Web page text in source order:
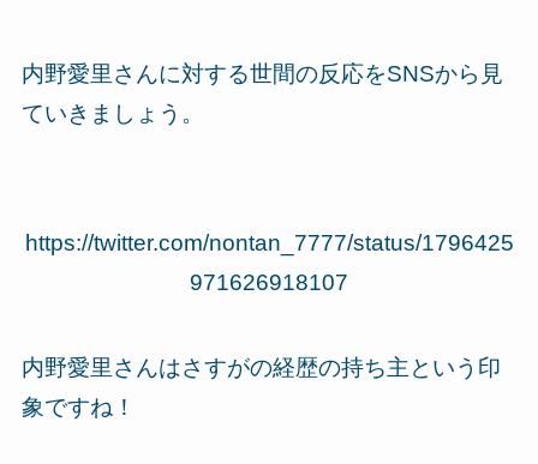
内野愛里さんに対する世間の反応をSNSから見
ていきましょう。
https://twitter.com/nontan_7777/status/1796425
971626918107
内野愛里さんはさすがの経歴の持ち主という印
象ですね！